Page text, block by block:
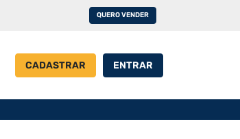
QUERO VENDER
CADASTRAR ENTRAR